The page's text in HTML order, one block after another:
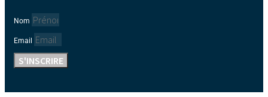
Nom
Email
S'INSCRIRE